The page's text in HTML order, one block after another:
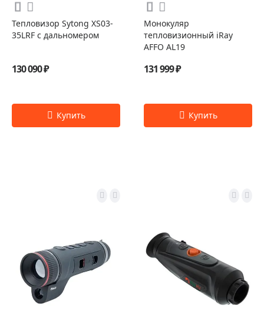
Тепловизор Sytong XS03-
35LRF с дальномером
130 090 ₽
Монокуляр
тепловизионный iRay
AFFO AL19
131 999 ₽